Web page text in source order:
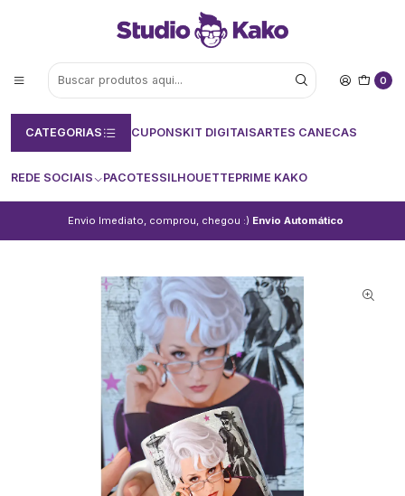
0
CATEGORIAS CUPONSKIT DIGITAISARTES CANECAS
REDE SOCIAIS PACOTESSILHOUETTEPRIME KAKO
Envio Imediato, comprou, chegou :) Envio Automático